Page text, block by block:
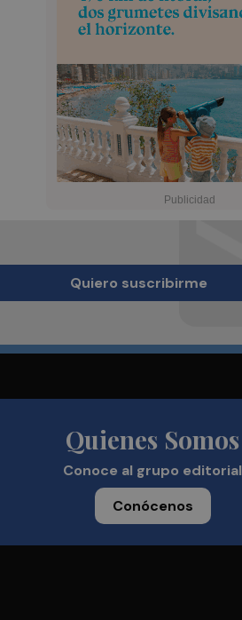
Quiero suscribirme
Quienes Somos
Conoce al grupo editorial
Conócenos